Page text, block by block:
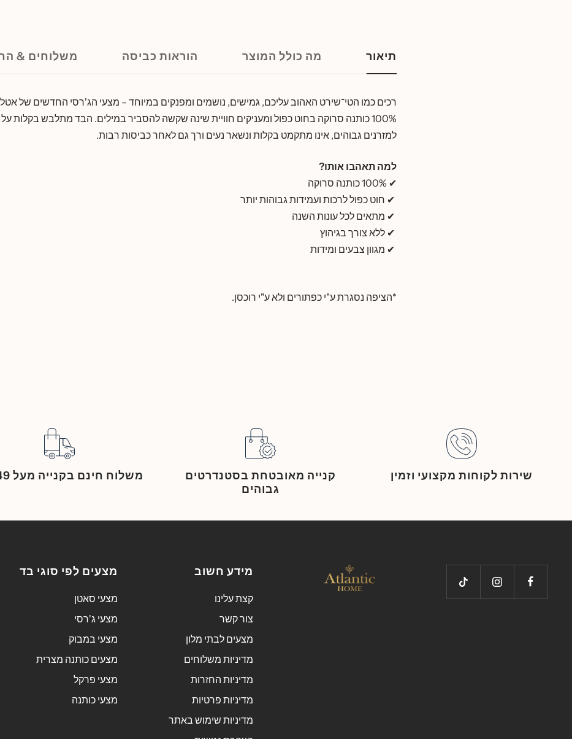
תיאור מה כולל המוצר הוראות כביסה משלוחים &
רכים כמו הטי־שירט האהוב עליכם, גמישים, נושמים ומפנקים במיוחד – מצעי הג'רסי החדשים של
100% כותנה סרוקה בחוט כפול ומעניקים חוויית שינה שקשה להסביר במילים. הבד מתלבש בקלות
למזרנים גבוהים, אינו מתקמט בקלות ונשאר נעים ורך גם לאחר כביסות רבות.
למה תאהבו אותו?
✔ 100% כותנה סרוקה
✔ חוט כפול לרכות ועמידות גבוהות יותר
✔ מתאים לכל עונות השנה
✔ ללא צורך בגיהוץ
✔ מגוון צבעים ומידות
*הציפה נסגרת ע"י כפתורים ולא ע"י רוכסן.
שירות לקוחות מקצועי וזמין
קנייה מאובטחת בסטנדרטים
גבוהים
משלוח חינם בקנייה מעל 249 ₪
מידע חשוב
קצת עלינו
צור קשר
מצעים לבתי מלון
מדיניות משלוחים
מדיניות החזרות
מדיניות פרטיות
מדיניות שימוש באתר
מצעים לפי סוגי בד
מצעי סאטן
מצעי ג'רסי
מצעי במבוק
מצעים כותנה מצרית
מצעי פרקל
מצעי כותנה